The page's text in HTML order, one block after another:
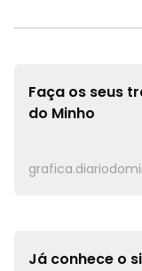
Faça os seus
do Minho
Já conhece o